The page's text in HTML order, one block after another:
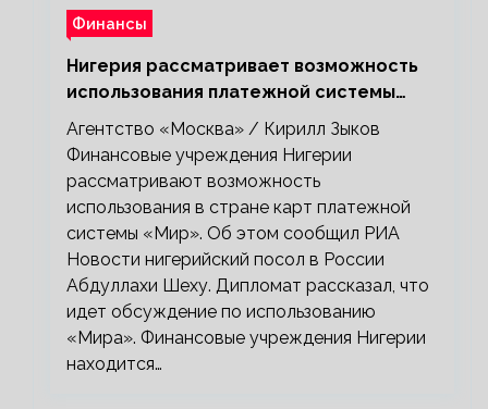
Финансы
Нигерия рассматривает возможность
использования платежной системы
«Мир»
Агентство «Москва» / Кирилл Зыков
Финансовые учреждения Нигерии
рассматривают возможность
использования в стране карт платежной
системы «Мир». Об этом сообщил РИА
Новости нигерийский посол в России
Абдуллахи Шеху. Дипломат рассказал, что
идет обсуждение по использованию
«Мира». Финансовые учреждения Нигерии
находится…